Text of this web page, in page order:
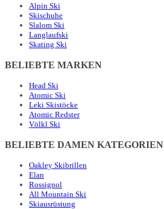
Alpin Ski
Skischuhe
Slalom Ski
Langlaufski
Skating Ski
BELIEBTE MARKEN
Head Ski
Atomic Ski
Leki Skistöcke
Atomic Redster
Völkl Ski
BELIEBTE DAMEN KATEGORIEN
Oakley Skibrillen
Elan
Rossignol
All Mountain Ski
Skiausrüstung